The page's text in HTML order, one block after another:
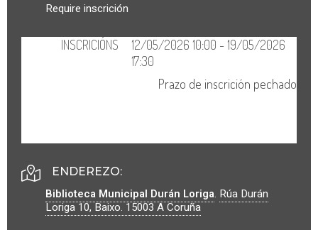
Require inscrición
ENDEREZO:
Biblioteca Municipal Durán Loriga. Rúa Durán
Loriga 10, Baixo.15003A Coruña